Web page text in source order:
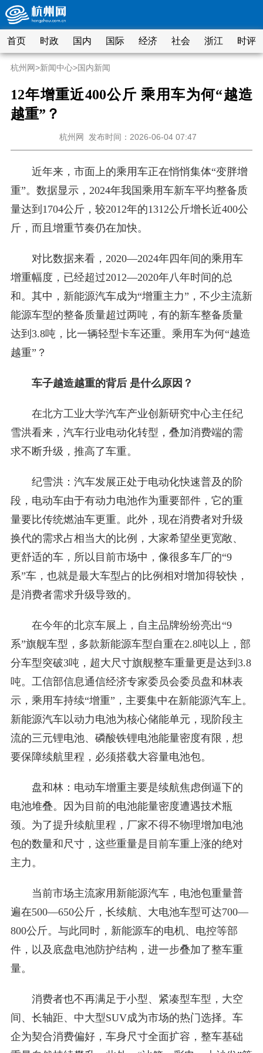
首页 时政 国内 国际 经济 社会 浙江 时评
杭州网>新闻中心>国内新闻
12年增重近400公斤 乘用车为何“越造
越重”？
杭州网 发布时间：2026-06-04 07:47
近年来，市面上的乘用车正在悄悄集体“变胖增
重”。数据显示，2024年我国乘用车新车平均整备质
量达到1704公斤，较2012年的1312公斤增长近400公
斤，而且增重节奏仍在加快。
对比数据来看，2020—2024年四年间的乘用车
增重幅度，已经超过2012—2020年八年时间的总
和。其中，新能源汽车成为“增重主力”，不少主流新
能源车型的整备质量超过两吨，有的新车整备质量
达到3.8吨，比一辆轻型卡车还重。乘用车为何“越造
越重”？
车子越造越重的背后 是什么原因？
在北方工业大学汽车产业创新研究中心主任纪
雪洪看来，汽车行业电动化转型，叠加消费端的需
求不断升级，推高了车重。
纪雪洪：汽车发展正处于电动化快速普及的阶
段，电动车由于有动力电池作为重要部件，它的重
量要比传统燃油车更重。此外，现在消费者对升级
换代的需求占相当大的比例，大家希望坐更宽敞、
更舒适的车，所以目前市场中，像很多车厂的“9
系”车，也就是最大车型占的比例相对增加得较快，
是消费者需求升级导致的。
在今年的北京车展上，自主品牌纷纷亮出“9
系”旗舰车型，多款新能源车型自重在2.8吨以上，部
分车型突破3吨，超大尺寸旗舰整车重量更是达到3.8
吨。工信部信息通信经济专家委员会委员盘和林表
示，乘用车持续“增重”，主要集中在新能源汽车上。
新能源汽车以动力电池为核心储能单元，现阶段主
流的三元锂电池、磷酸铁锂电池能量密度有限，想
要保障续航里程，必须搭载大容量电池包。
盘和林：电动车增重主要是续航焦虑倒逼下的
电池堆叠。因为目前的电池能量密度遭遇技术瓶
颈。为了提升续航里程，厂家不得不物理增加电池
包的数量和尺寸，这些重量是目前车重上涨的绝对
主力。
当前市场主流家用新能源汽车，电池包重量普
遍在500—650公斤，长续航、大电池车型可达700—
800公斤。与此同时，新能源车的电机、电控等部
件，以及底盘电池防护结构，进一步叠加了整车重
量。
消费者也不再满足于小型、紧凑型车型，大空
间、长轴距、中大型SUV成为市场的热门选择。车
企为契合消费偏好，车身尺寸全面扩容，整车基础